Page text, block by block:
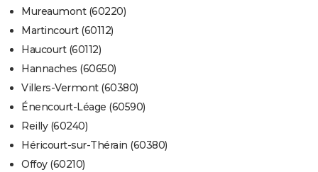
Mureaumont (60220)
Martincourt (60112)
Haucourt (60112)
Hannaches (60650)
Villers-Vermont (60380)
Énencourt-Léage (60590)
Reilly (60240)
Héricourt-sur-Thérain (60380)
Offoy (60210)